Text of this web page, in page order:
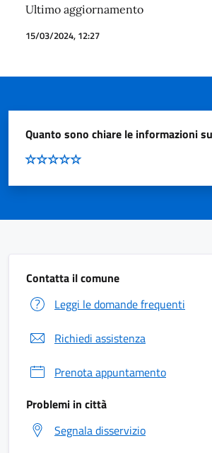
Ultimo aggiornamento
15/03/2024, 12:27
Quanto sono chiare le informazioni
Contatta il comune
Leggi le domande frequenti
Richiedi assistenza
Prenota appuntamento
Problemi in città
Segnala disservizio